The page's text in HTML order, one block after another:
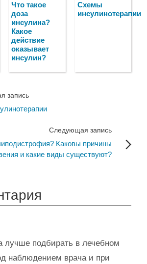
Что такое
доза
инсулина?
Какое
действие
оказывает
инсулин?
Схемы
инсулинотерапии
запись
Следующая запись
Каковы причины
и какие виды существуют?
лучше подбирать в лечебном
наблюдением врача и при